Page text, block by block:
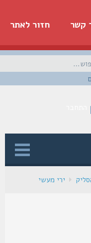
חזור לאתר
ירי מעשי